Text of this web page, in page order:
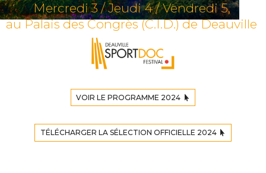
Mercredi 3 / Jeudi 4 / Vendredi 5,
au Palais des Congrès (C.I.D.) de Deauville
VOIR LE PROGRAMME 2024
TÉLÉCHARGER LA SÉLECTION OFFICIELLE 2024